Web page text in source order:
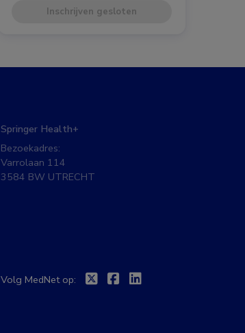
Inschrijven gesloten
Springer Health+
Bezoekadres:
Varrolaan 114
3584 BW UTRECHT
Volg MedNet op: TwitterFacebook
Linkedin